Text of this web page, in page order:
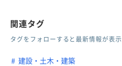
関連タグ
タグをフォローすると最新情報が表
建設・土木・建築